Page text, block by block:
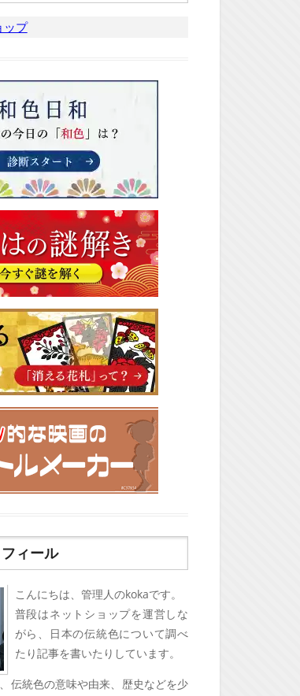
ップ
ィール
こんにちは、管理人のkokaです。
普段はネットショップを運営しな
がら、日本の伝統色について調べ
たり記事を書いたりしています。
伝統色の意味や由来、歴史などを少